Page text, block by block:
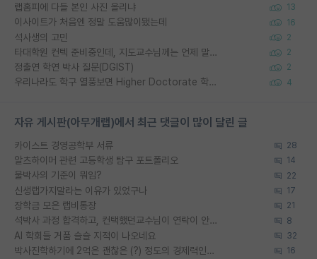
랩홈피에 다들 본인 사진 올리냐 13
이사이트가 처음엔 정말 도움많이됐는데 16
석사생의 고민 2
타대학원 컨텍 준비중인데, 지도교수님께는 언제 말씀드려야 할까요? 2
정출연 학연 박사 질문(DGIST) 2
우리나라도 학구 열풍보면 Higher Doctorate 학위가 필요하다고 봅니다. 4
자유 게시판(아무개랩)에서 최근 댓글이 많이 달린 글
카이스트 경영공학부 서류 28
알츠하이머 관련 고등학생 탐구 포트폴리오 14
물박사의 기준이 뭐임? 22
신생랩가지말라는 이유가 있었구나 17
장학금 모은 랩비통장 21
석박사 과정 합격하고, 컨택했던교수님이 연락이 안됩니다... 8
AI 학회들 거품 슬슬 지적이 나오네요 32
박사진학하기에 2억은 괜찮은 (?) 정도의 경제력인가요 16